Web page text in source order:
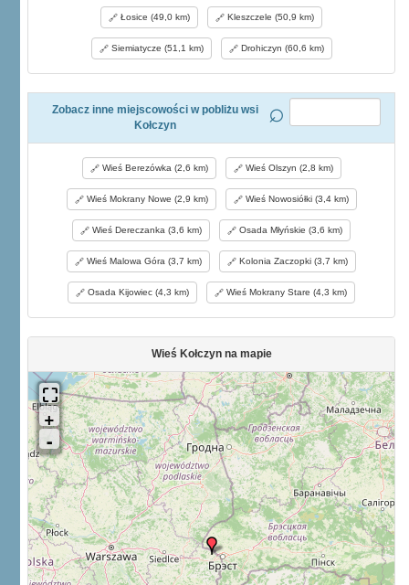
Łosice (49,0 km) Kleszczele (50,9 km)
Siemiatycze (51,1 km) Drohiczyn (60,6 km)
Zobacz inne miejscowości w pobliżu wsi
Kołczyn
Wieś Berezówka (2,6 km) Wieś Olszyn (2,8 km)
Wieś Mokrany Nowe (2,9 km) Wieś Nowosiółki (3,4 km)
Wieś Dereczanka (3,6 km) Osada Młyńskie (3,6 km)
Wieś Malowa Góra (3,7 km) Kolonia Zaczopki (3,7 km)
Osada Kijowiec (4,3 km) Wieś Mokrany Stare (4,3 km)
Wieś Kołczyn na mapie